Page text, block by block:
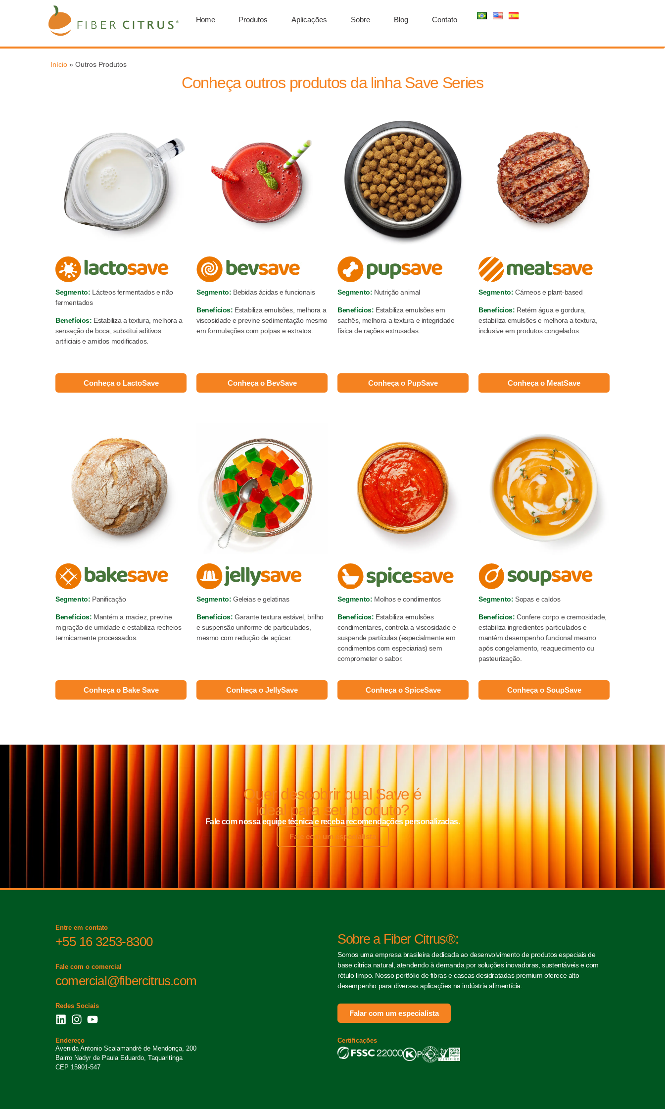
Home Produtos Aplicações Sobre Blog Contato
Início » Outros Produtos
Conheça outros produtos da linha Save Series
Segmento: Lácteos fermentados e não
fermentados
Benefícios: Estabiliza a textura, melhora a
sensação de boca, substitui aditivos
artificiais e amidos modificados.
Conheça o LactoSave
Segmento: Bebidas ácidas e funcionais
Benefícios: Estabiliza emulsões, melhora a
viscosidade e previne sedimentação mesmo
em formulações com polpas e extratos.
Conheça o BevSave
Segmento: Nutrição animal
Benefícios: Estabiliza emulsões em
sachês, melhora a textura e integridade
física de rações extrusadas.
Conheça o PupSave
Segmento: Cárneos e plant-based
Benefícios: Retém água e gordura,
estabiliza emulsões e melhora a textura,
inclusive em produtos congelados.
Conheça o MeatSave
Segmento: Panificação
Benefícios: Mantém a maciez, previne
migração de umidade e estabiliza recheios
termicamente processados.
Conheça o Bake Save
Segmento: Geleias e gelatinas
Benefícios: Garante textura estável, brilho
e suspensão uniforme de particulados,
mesmo com redução de açúcar.
Conheça o JellySave
Segmento: Molhos e condimentos
Benefícios: Estabiliza emulsões
condimentares, controla a viscosidade e
suspende partículas (especialmente em
condimentos com especiarias) sem
comprometer o sabor.
Conheça o SpiceSave
Segmento: Sopas e caldos
Benefícios: Confere corpo e cremosidade,
estabiliza ingredientes particulados e
mantém desempenho funcional mesmo
após congelamento, reaquecimento ou
pasteurização.
Conheça o SoupSave
Quer descobrir qual Save é
ideal para seu produto?
Fale com nossa equipe técnica e receba recomendações personalizadas.
Fale com um especialista
Entre em contato
+55 16 3253-8300
Fale com o comercial
comercial@fibercitrus.com
Redes Sociais
Endereço
Avenida Antonio Scalamandré de Mendonça, 200
Bairro Nadyr de Paula Eduardo, Taquaritinga
CEP 15901-547
Sobre a Fiber Citrus®:
Somos uma empresa brasileira dedicada ao desenvolvimento de produtos especiais de
base cítrica natural, atendendo à demanda por soluções inovadoras, sustentáveis e com
rótulo limpo. Nosso portfólio de fibras e cascas desidratadas premium oferece alto
desempenho para diversas aplicações na indústria alimentícia.
Falar com um especialista
Certificações